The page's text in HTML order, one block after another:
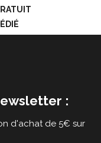
:
d'achat de 5€ sur